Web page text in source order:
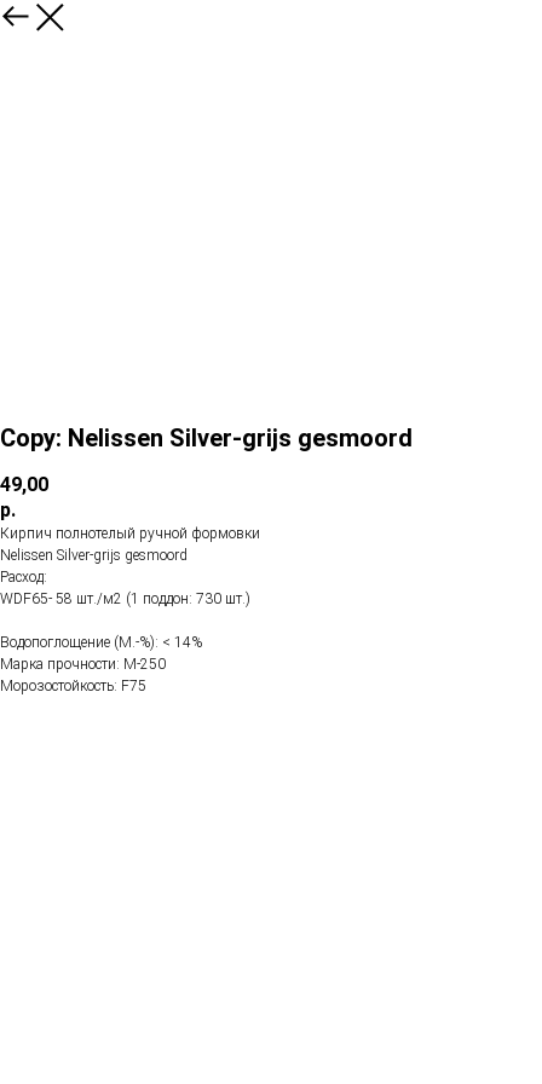
Copy: Nelissen Silver-grijs gesmoord
49,00
р.
Кирпич полнотелый ручной формовки
Nelissen Silver-grijs gesmoord
Расход:
WDF65- 58 шт./м2 (1 поддон: 730 шт.)
Водопоглощение (M.-%): < 14%
Марка прочности: М-250
Морозостойкость: F75